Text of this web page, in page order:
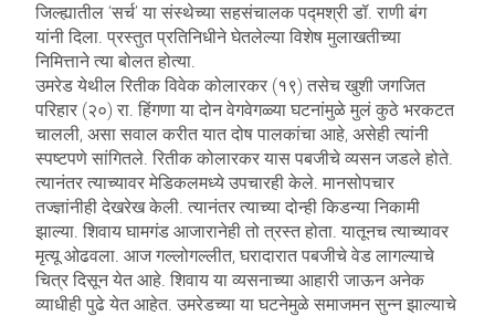
जिल्ह्यातील ‘सर्च’ या संस्थेच्या सहसंचालक पद्मश्री डॉ. राणी बंग
यांनी दिला. प्रस्तुत प्रतिनिधीने घेतलेल्या विशेष मुलाखतीच्या
निमित्ताने त्या बोलत होत्या.
उमरेड येथील रितीक विवेक कोलारकर (१९) तसेच खुशी जगजित
परिहार (२०) रा. हिंगणा या दोन वेगवेगळ्या घटनांमुळे मुलं कुठे भरकटत
चालली, असा सवाल करीत यात दोष पालकांचा आहे, असेही त्यांनी
स्पष्टपणे सांगितले. रितीक कोलारकर यास पबजीचे व्यसन जडले होते.
त्यानंतर त्याच्यावर मेडिकलमध्ये उपचारही केले. मानसोपचार
तज्ज्ञांनीही देखरेख केली. त्यानंतर त्याच्या दोन्ही किडन्या निकामी
झाल्या. शिवाय घामगंड आजारानेही तो त्रस्त होता. यातूनच त्याच्यावर
मृत्यू ओढवला. आज गल्लोगल्लीत, घरादारात पबजीचे वेड लागल्याचे
चित्र दिसून येत आहे. शिवाय या व्यसनाच्या आहारी जाऊन अनेक
व्याधीही पुढे येत आहेत. उमरेडच्या या घटनेमुळे समाजमन सुन्न झाल्याचे